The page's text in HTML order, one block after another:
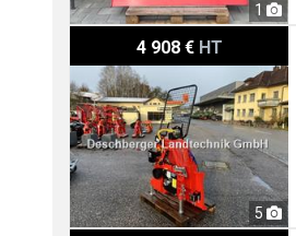
1
4 908 € HT
5
Königswieser KGD 42 SA 1.3